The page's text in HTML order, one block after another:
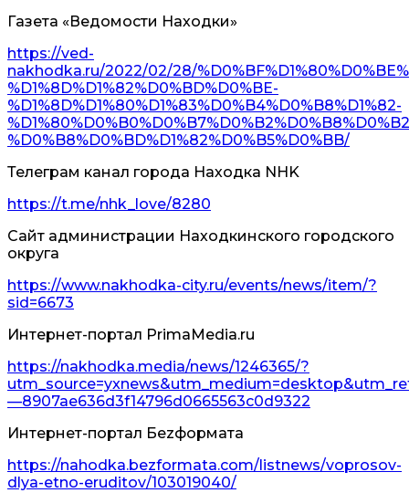
Газета «Ведомости Находки»
https://ved-
nakhodka.ru/2022/02/28/
%D1%8D%D1%82%D0%BD%D0%BE-
%D1%8D%D1%80%D1%83%D0%B4%D0%B8%D1%82-
%D0%B8%D0%BD%D1%82%D0%B5%D0%BB/
Телеграм канал города Находка NHK
https://t.me/nhk_love/8280
Сайт администрации Находкинского городского
округа
https://www.nakhodka-city.ru/events/news/item/?
sid=6673
Интернет-портал РrimaМedia.ru
https://nakhodka.media/news/1246365/?
—8907ae636d3f14796d0665563c0d9322
Интернет-портал Беzформата
https://nahodka.bezformata.com/listnews/voprosov-
dlya-etno-eruditov/103019040/